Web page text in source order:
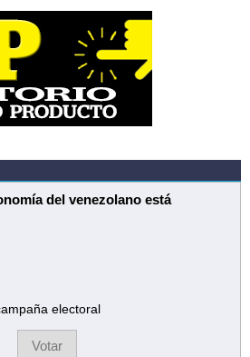
del venezolano está
electoral